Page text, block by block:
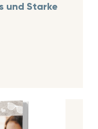
und Starke